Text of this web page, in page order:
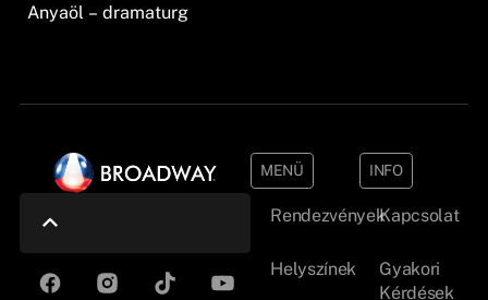
Anyaöl – dramaturg
MENÜ
Rendezvények
Helyszínek
INFO
Kapcsolat
Gyakori
Kérdések